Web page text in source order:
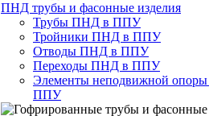
ПНД трубы и фасонные изделия
Трубы ПНД в ППУ
Тройники ПНД в ППУ
Отводы ПНД в ППУ
Переходы ПНД в ППУ
Элементы неподвижной
ППУ